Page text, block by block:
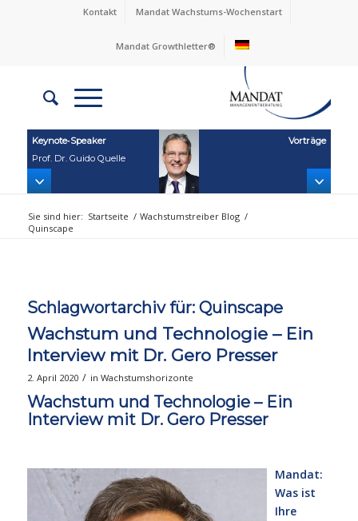
Kontakt Mandat Wachstums-Wochenstart
Mandat Growthletter®
Keynote‑Speaker
Prof. Dr. Guido Quelle
Vorträge
Sie sind hier: Startseite / Wachstumstreiber Blog /
Quinscape
Schlagwortarchiv für: Quinscape
Wachstum und Technologie – Ein
Interview mit Dr. Gero Presser
2. April 2020 / in Wachstumshorizonte
Wachstum und Technologie – Ein
Interview mit Dr. Gero Presser
Mandat:
Was ist
Ihre